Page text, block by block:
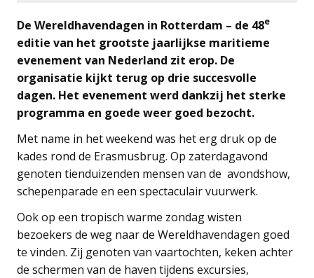
De Wereldhavendagen in Rotterdam – de 48e
editie van het grootste jaarlijkse maritieme
evenement van Nederland zit erop. De
organisatie kijkt terug op drie succesvolle
dagen. Het evenement werd dankzij het sterke
programma en goede weer goed bezocht.
Met name in het weekend was het erg druk op de
kades rond de Erasmusbrug. Op zaterdagavond
genoten tienduizenden mensen van de avondshow,
schepenparade en een spectaculair vuurwerk.
Ook op een tropisch warme zondag wisten
bezoekers de weg naar de Wereldhavendagen goed
te vinden. Zij genoten van vaartochten, keken achter
de schermen van de haven tijdens excursies,